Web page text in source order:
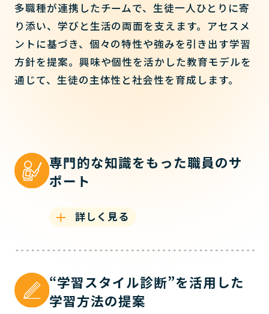
多職種が連携したチームで、生徒一人ひとりに寄
り添い、学びと生活の両面を支えます。アセスメ
ントに基づき、個々の特性や強みを引き出す学習
方針を提案。興味や個性を活かした教育モデルを
通じて、生徒の主体性と社会性を育成します。
専門的な知識をもった職員のサ
ポート
詳しく見る
“学習スタイル診断”を活用した
学習方法の提案